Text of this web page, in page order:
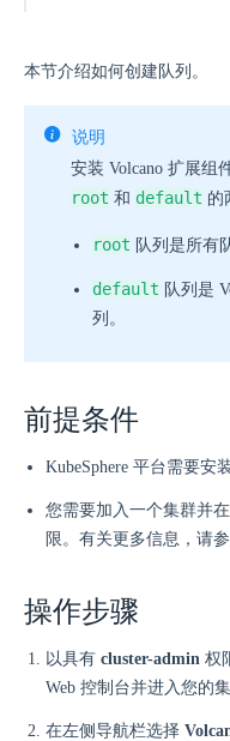
本节介绍如何创建队列。
说明
安装 Volcano 扩展组
root 和 default 的
root 队列是所有
default 队列是
列。
前提条件
KubeSphere 平台需要安
您需要加入一个集群并
限。有关更多信息，请
操作步骤
以具有 cluster-admin 权
Web 控制台并进入您的集
在左侧导航栏选择